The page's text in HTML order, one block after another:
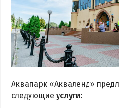
Аквапарк «Акваленд»
следующие услуги: